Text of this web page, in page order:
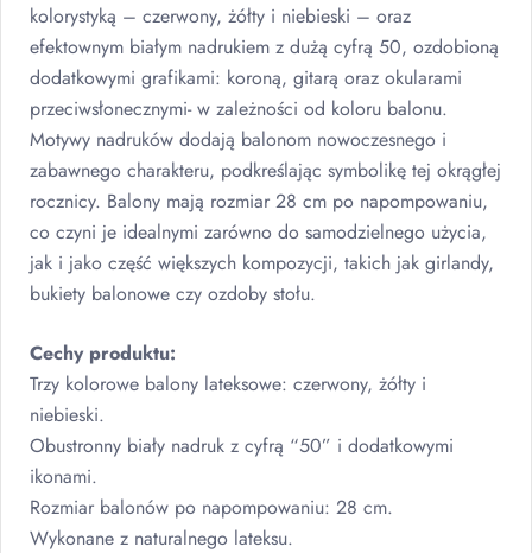
kolorystyką – czerwony, żółty i niebieski – oraz
efektownym białym nadrukiem z dużą cyfrą 50, ozdobioną
dodatkowymi grafikami: koroną, gitarą oraz okularami
przeciwsłonecznymi- w zależności od koloru balonu.
Motywy nadruków dodają balonom nowoczesnego i
zabawnego charakteru, podkreślając symbolikę tej okrągłej
rocznicy. Balony mają rozmiar 28 cm po napompowaniu,
co czyni je idealnymi zarówno do samodzielnego użycia,
jak i jako część większych kompozycji, takich jak girlandy,
bukiety balonowe czy ozdoby stołu.
Cechy produktu:
Trzy kolorowe balony lateksowe: czerwony, żółty i
niebieski.
Obustronny biały nadruk z cyfrą “50” i dodatkowymi
ikonami.
Rozmiar balonów po napompowaniu: 28 cm.
Wykonane z naturalnego lateksu.